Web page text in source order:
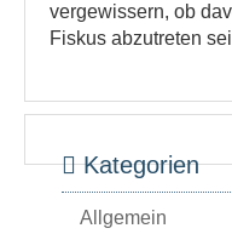
vergewissern, ob
Fiskus abzutreten
Kategorien
Allgemein